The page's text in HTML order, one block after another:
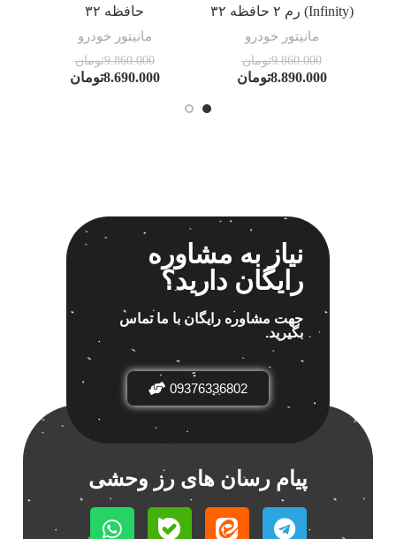
(Infinity) رم ۲ حافظه ۳۲
مانیتور خودرو
9.860.000تومان
8.890.000تومان
حافظه ۳۲
مانیتور خودرو
9.860.000تومان
8.690.000تومان
نیاز به مشاوره
رایگان دارید؟
جهت مشاوره رایگان با ما تماس
بگیرید.
09376336802
پیام رسان های رز وحشی